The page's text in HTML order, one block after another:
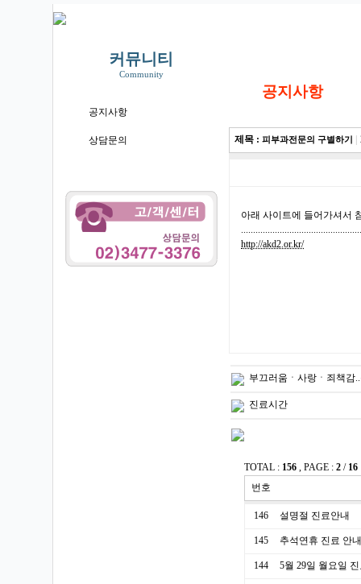
커뮤니티
Community
공지사항
상담문의
공지사항
제목 : 피부과전문의 구별하기
아래 사이트에 들어가셔서
http://akd2.or.kr/
부끄러움ㆍ사랑ㆍ죄책감
진료시간
TOTAL : 156 , PAGE : 2 / 16
번호
146 설명절 진료안내
145 추석연휴 진료 안내
144 5월 29일 월요일